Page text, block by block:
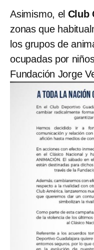
Asimismo, el Club
zonas que
los grupos de
ocupadas por
Fundación Jorge